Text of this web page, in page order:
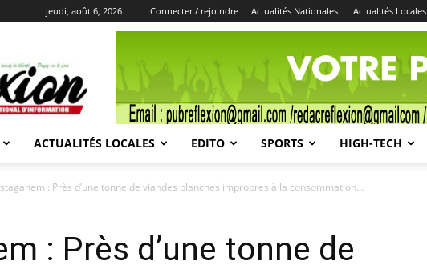
jeudi, août 6, 2026 Connecter / rejoindre Actualités Nationales Actualités Locales
ACTUALITÉS LOCALES EDITO SPORTS HIGH-TECH
: Près d’une tonne de viandes blanches impropres à la consommation...
: Près d’une tonne de